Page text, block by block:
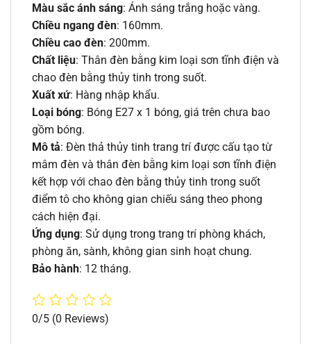
Màu sắc ánh sáng: Ánh sáng trắng hoặc vàng.
Chiều ngang đèn: 160mm.
Chiều cao đèn: 200mm.
Chất liệu: Thân đèn bằng kim loại sơn tĩnh điện và
chao đèn bằng thủy tinh trong suốt.
Xuất xứ: Hàng nhập khẩu.
Loại bóng: Bóng E27 x 1 bóng, giá trên chưa bao
gồm bóng.
Mô tả: Đèn thả thủy tinh trang trí được cấu tạo từ
mâm đèn và thân đèn bằng kim loại sơn tĩnh điện
kết hợp với chao đèn bằng thủy tinh trong suốt
điểm tô cho không gian chiếu sáng theo phong
cách hiện đại.
Ứng dụng: Sử dụng trong trang trí phòng khách,
phòng ăn, sành, không gian sinh hoạt chung.
Bảo hành: 12 tháng.
0/5 (0 Reviews)